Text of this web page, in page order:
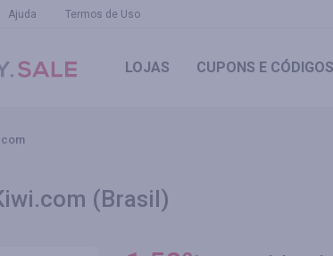
Ajuda Termos de Uso
LOJAS CUPONS E
(Brasil)